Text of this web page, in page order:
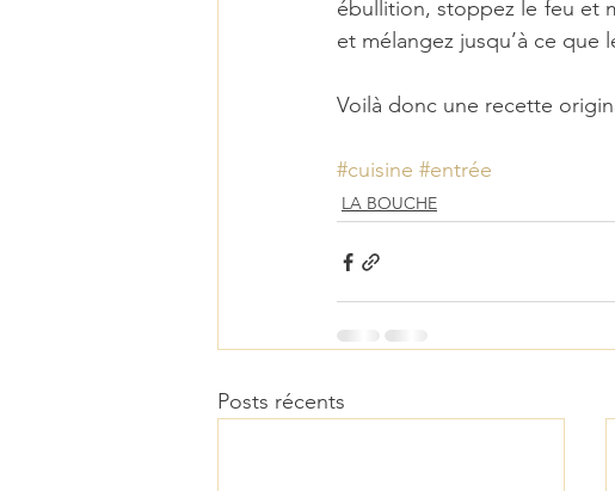
ébullition, stoppez le feu et
et mélangez jusqu’à ce
Voilà donc une recette
#cuisine #entrée
LA BOUCHE
Posts récents